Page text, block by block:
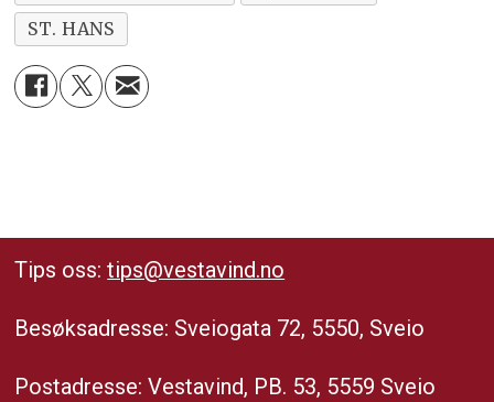
ST. HANS
Tips oss:tips@vestavind.no
Besøksadresse: Sveiogata 72, 5550, Sveio
Postadresse: Vestavind, PB. 53, 5559 Sveio